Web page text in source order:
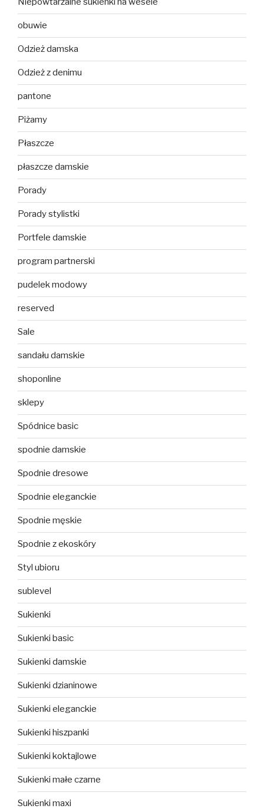
obuwie
Odzież damska
Odzież z denimu
pantone
Piżamy
Płaszcze
płaszcze damskie
Porady
Porady stylistki
Portfele damskie
program partnerski
pudelek modowy
reserved
Sale
sandału damskie
shoponline
sklepy
Spódnice basic
spodnie damskie
Spodnie dresowe
Spodnie eleganckie
Spodnie męskie
Spodnie z ekoskóry
Styl ubioru
sublevel
Sukienki
Sukienki basic
Sukienki damskie
Sukienki dzianinowe
Sukienki eleganckie
Sukienki hiszpanki
Sukienki koktajlowe
Sukienki małe czarne
Sukienki maxi